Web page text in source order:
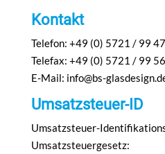
Kontakt
Telefon: +49 (0) 5721 / 99
Telefax: +49 (0) 5721 / 99
E-Mail: info@bs-
Umsatzsteuer-ID
Umsatzsteuer-
Umsatzsteuergesetz: